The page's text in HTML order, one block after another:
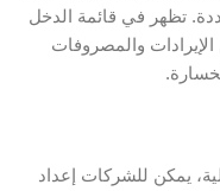
تظهر في قائمة الدخل
والمصروفات
يمكن للشركات إعداد